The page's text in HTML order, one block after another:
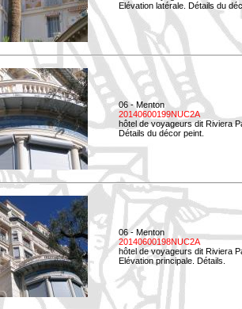
Elévation latérale. Détails du
06 - Menton
20140600199NUC2A
hôtel de voyageurs dit Riviera
Détails du décor peint.
06 - Menton
20140600198NUC2A
hôtel de voyageurs dit Riviera
Elévation principale. Détails.